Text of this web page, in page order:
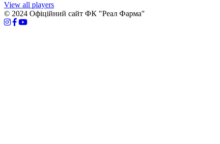
View all players
© 2024 Офіційний сайт ФК "Реал Фарма"